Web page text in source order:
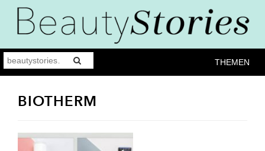
THEMEN
BIOTHERM